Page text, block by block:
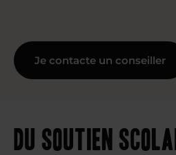
Je contacte un conseiller
Du soutien